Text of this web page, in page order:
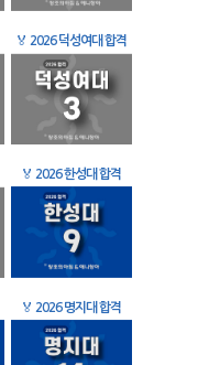
🏅 2026 덕성여대 합격
🏅 2026 한성대 합격
🏅 2026 명지대 합격